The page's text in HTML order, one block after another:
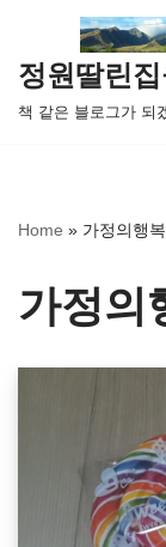
콘
텐
츠
뛰
정원딸린
책 같은 블로그가 되
Home » 가정의행복
가정의